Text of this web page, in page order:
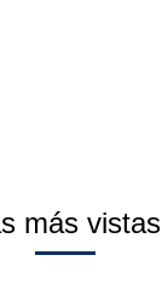
más vistas